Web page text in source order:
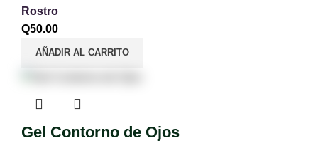
Rostro
Q50.00
AÑADIR AL CARRITO
Gel Contorno de Ojos